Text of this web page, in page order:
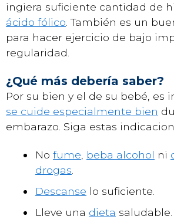
ingiera suficiente cantidad de
ácido fólico . También es un
para hacer ejercicio de bajo
regularidad.
¿Qué más debería saber?
Por su bien y el de su bebé, es
se cuide especialmente bien
embarazo. Siga estas
No fume beba alcohol ni
drogas
Descanse lo suficiente.
Lleve una dieta saludable.